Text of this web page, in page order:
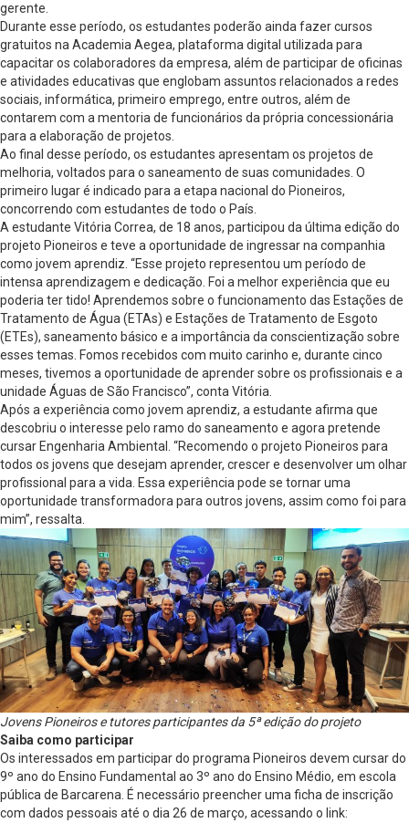
gerente.
Durante esse período, os estudantes poderão ainda fazer cursos
gratuitos na Academia Aegea, plataforma digital utilizada para
capacitar os colaboradores da empresa, além de participar de oficinas
e atividades educativas que englobam assuntos relacionados a redes
sociais, informática, primeiro emprego, entre outros, além de
contarem com a mentoria de funcionários da própria concessionária
para a elaboração de projetos.
Ao final desse período, os estudantes apresentam os projetos de
melhoria, voltados para o saneamento de suas comunidades. O
primeiro lugar é indicado para a etapa nacional do Pioneiros,
concorrendo com estudantes de todo o País.
A estudante Vitória Correa, de 18 anos, participou da última edição do
projeto Pioneiros e teve a oportunidade de ingressar na companhia
como jovem aprendiz. “Esse projeto representou um período de
intensa aprendizagem e dedicação. Foi a melhor experiência que eu
poderia ter tido! Aprendemos sobre o funcionamento das Estações de
Tratamento de Água (ETAs) e Estações de Tratamento de Esgoto
(ETEs), saneamento básico e a importância da conscientização sobre
esses temas. Fomos recebidos com muito carinho e, durante cinco
meses, tivemos a oportunidade de aprender sobre os profissionais e a
unidade Águas de São Francisco”, conta Vitória.
Após a experiência como jovem aprendiz, a estudante afirma que
descobriu o interesse pelo ramo do saneamento e agora pretende
cursar Engenharia Ambiental. “Recomendo o projeto Pioneiros para
todos os jovens que desejam aprender, crescer e desenvolver um olhar
profissional para a vida. Essa experiência pode se tornar uma
oportunidade transformadora para outros jovens, assim como foi para
mim”, ressalta.
Jovens Pioneiros e tutores participantes da 5ª edição do projeto
Saiba como participar
Os interessados em participar do programa Pioneiros devem cursar do
9º ano do Ensino Fundamental ao 3º ano do Ensino Médio, em escola
pública de Barcarena. É necessário preencher uma ficha de inscrição
com dados pessoais até o dia 26 de março, acessando o link: